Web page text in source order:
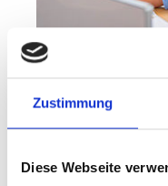
Zustimmung
Diese Webseite
ATTAS GmbH
71336 Waiblingen